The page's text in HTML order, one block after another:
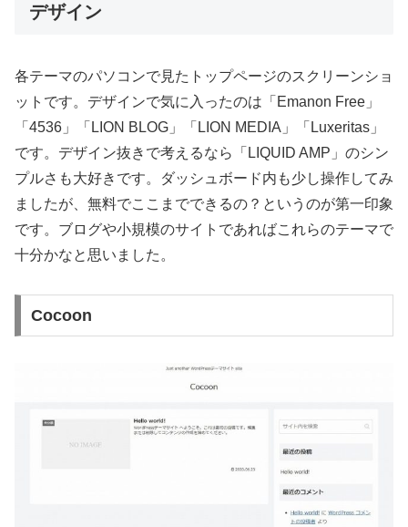
デザイン
各テーマのパソコンで見たトップページのスクリーンショ
ットです。デザインで気に入ったのは「Emanon Free」
「4536」「LION BLOG」「LION MEDIA」「Luxeritas」
です。デザイン抜きで考えるなら「LIQUID AMP」のシン
プルさも大好きです。ダッシュボード内も少し操作してみ
ましたが、無料でここまでできるの？というのが第一印象
です。ブログや小規模のサイトであればこれらのテーマで
十分かなと思いました。
Cocoon